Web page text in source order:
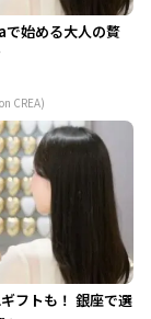
で始める大人の贅
CREA)
フトも！ 銀座で選